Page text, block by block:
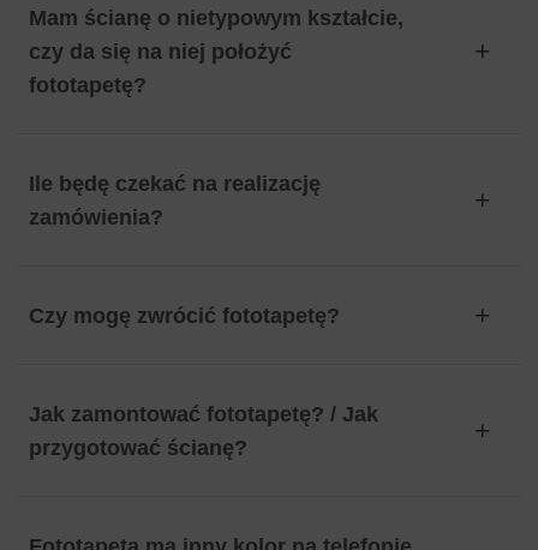
Mam ścianę o nietypowym kształcie,
czy da się na niej położyć
fototapetę?
Ile będę czekać na realizację
zamówienia?
Czy mogę zwrócić fototapetę?
Jak zamontować fototapetę? / Jak
przygotować ścianę?